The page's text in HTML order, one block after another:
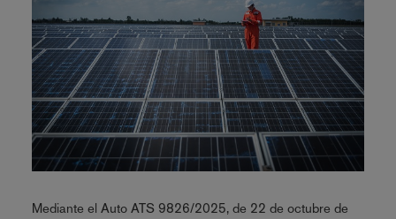
Mediante el Auto ATS 9826/2025, de 22 de octubre de